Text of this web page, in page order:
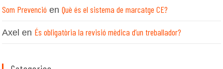
Som Prevenció enQuè és el sistema de marcatge CE?
Axel en És obligatòria la revisió mèdica d’un treballador?